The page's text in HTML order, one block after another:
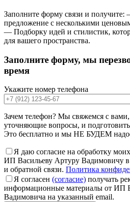
Заполните форму связи и получите:
предложение с несколькими
— Подборку идей и стилистик,
для вашего пространства.
Заполните форму, мы
время
Укажите номер телефона
Зачем телефон? Мы свяжемся с вами,
уточняющие вопросы, и
Это бесплатно и мы НЕ БУДЕМ
Я даю согласие на обработку
ИП Васильеву Артуру Вадимовичу в
и обратной связи. Политика
Я согласен (согласие) получать
информационные материалы от ИП
Вадимовича на указанный email.